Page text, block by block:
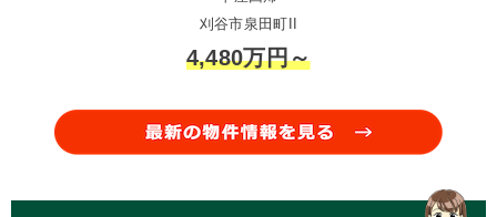
刈谷市泉田町II
4,480万円～